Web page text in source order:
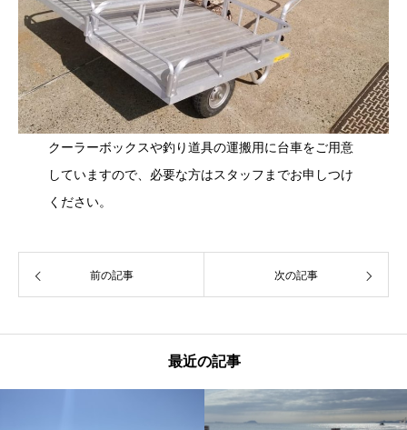
クーラーボックスや釣り道具の運搬用に台車をご用意
していますので、必要な方はスタッフまでお申しつけ
ください。
前の記事 次の記事
最近の記事